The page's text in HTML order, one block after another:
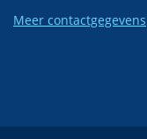
Meer contactgegevens